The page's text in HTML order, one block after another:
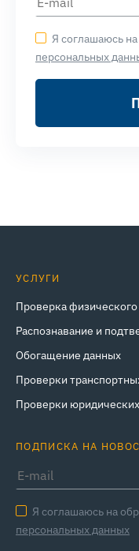
Я соглашаюсь
персональных
УСЛУГИ
Проверка
Распознавание и
Обогащение данных
Проверки
Проверки
ПОДПИСКА НА
Я соглашаюсь на
персональных данных